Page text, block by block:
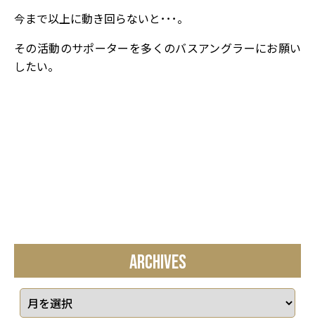
今まで以上に動き回らないと･･･。
その活動のサポーターを多くのバスアングラーにお願い
したい。
ARCHIVES